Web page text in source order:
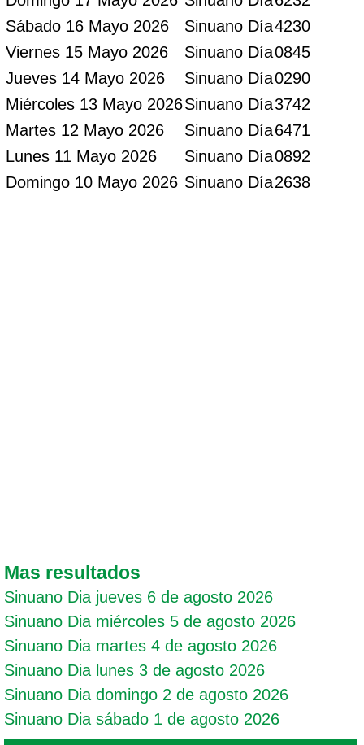
Sábado 16 Mayo 2026
Sinuano Día4230
Viernes 15 Mayo 2026
Sinuano Día0845
Jueves 14 Mayo 2026
Sinuano Día0290
Miércoles 13 Mayo 2026Sinuano Día3742
Martes 12 Mayo 2026
Sinuano Día6471
Lunes 11 Mayo 2026
Sinuano Día0892
Domingo 10 Mayo 2026 Sinuano Día2638
Mas resultados
Sinuano Dia jueves 6 de agosto 2026
Sinuano Dia miércoles 5 de agosto 2026
Sinuano Dia martes 4 de agosto 2026
Sinuano Dia lunes 3 de agosto 2026
Sinuano Dia domingo 2 de agosto 2026
Sinuano Dia sábado 1 de agosto 2026